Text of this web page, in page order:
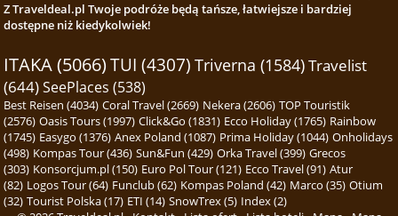
Z Traveldeal.pl Twoje podróże będą tańsze, łatwiejsze i bardziej
dostępne niż kiedykolwiek!
ITAKA (5066)TUI (4307) Triverna (1584)Travelist
(644) SeePlaces (538)
Best Reisen (4034) Coral Travel (2669) Nekera (2606) TOP Touristik
(2576) Oasis Tours (1997) Click&Go (1831) Ecco Holiday (1765) Rainbow
(1745) Easygo (1376) Anex Poland (1087) Prima Holiday (1044) Onholidays
(498) Kompas Tour (436) Sun&Fun (429) Orka Travel (399) Grecos
(303) Konsorcjum.pl (150) Euro Pol Tour (121) Ecco Travel (91) Atur
(82) Logos Tour (64) Funclub (62) Kompas Poland (42) Marco (35) Otium
(32) Tourist Polska (17) ETI (14) SnowTrex (5) Index (2)